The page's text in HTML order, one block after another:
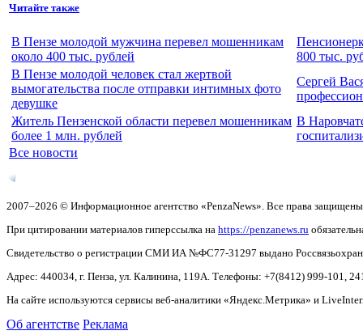
Читайте также
В Пензе молодой мужчина перевел мошенникам
около 400 тыс. рублей
800 тыс.
В Пензе молодой человек стал жертвой
вымогательства после отправки интимных фото
девушке
Сергей
Житель Пензенской области перевел мошенникам
более 1 млн. рублей
В
Все новости
2007–2026 © Информационное агентство «PenzaNews». Все права
При цитировании материалов гиперссылка на https://penzanews.ru
Свидетельство о регистрации СМИ ИА №ФС77-31297 выдано
Адрес: 440034, г. Пенза, ул. Калинина, 119А. Телефоны: +7(8412) 999-101,
На сайте используются сервисы веб-аналитики «Яндекс.Метрика» и
Об агентстве Реклама